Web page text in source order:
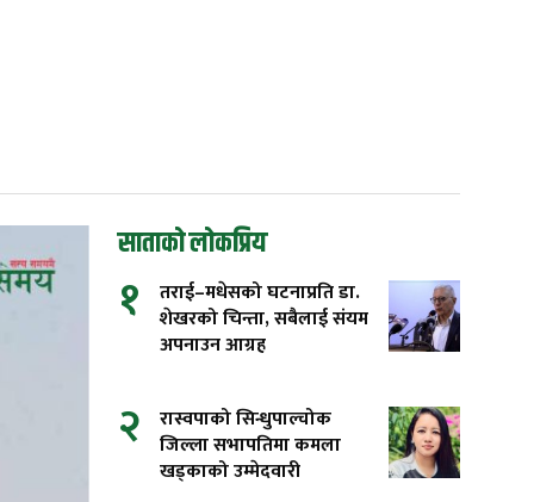
साताको लोकप्रिय
१
तराई–मधेसको घटनाप्रति डा.
शेखरको चिन्ता, सबैलाई संयम
अपनाउन आग्रह
२
रास्वपाको सिन्धुपाल्चोक
जिल्ला सभापतिमा कमला
खड्काको उम्मेदवारी